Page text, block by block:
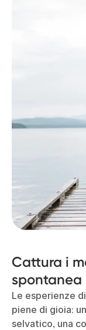
Cattura i
spontanea
Le esperienze
piene di gioia:
selvatico, una